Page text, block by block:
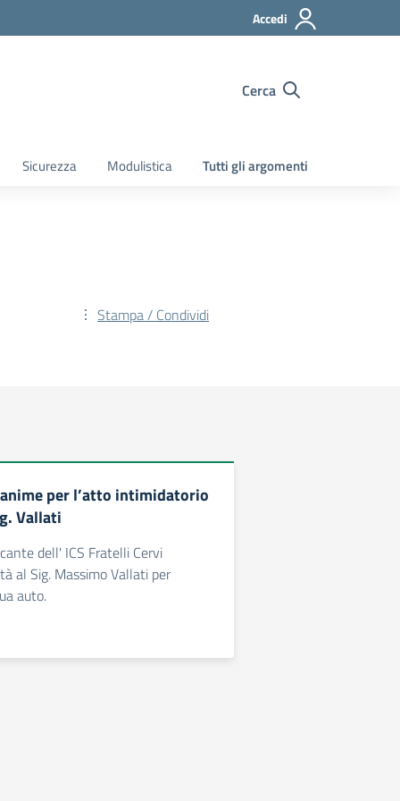
Accedi
Cerca
Sicurezza Modulistica Tutti gli argomenti
Stampa / Condividi
per l’atto intimidatorio
Vallati
dell' ICS Fratelli Cervi
al Sig. Massimo Vallati per
auto.